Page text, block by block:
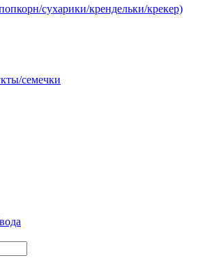
сухарики/крендельки/крекер)
семечки